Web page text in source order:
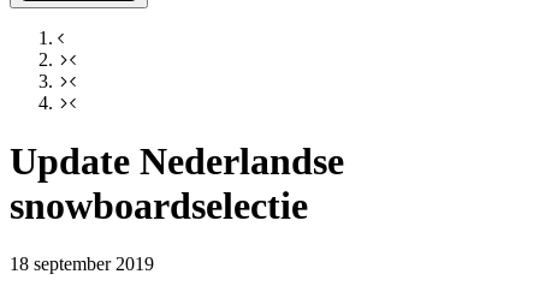
Update Nederlandse
snowboardselectie
18 september 2019